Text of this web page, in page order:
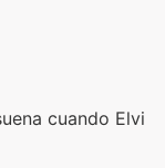
cuando Elvi